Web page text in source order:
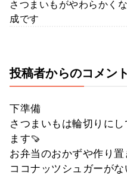
さつまいもがやわらかく
成です
投稿者からのコメント
下準備
さつまいもは輪切りに
ます🍠
お弁当のおかずや作り
ココナッツシュガーが